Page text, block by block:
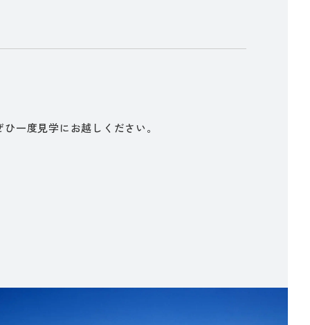
一度見学にお越しください。